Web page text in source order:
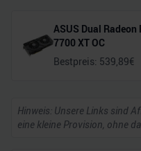
ASUS Dual Radeon
7700 XT OC
Bestpreis: 539,89€
Hinweis: Unsere Links sind
eine kleine Provision, ohne